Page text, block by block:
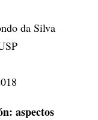
da Silva
aspectos